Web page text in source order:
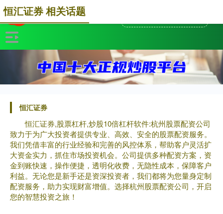
恒汇证券
恒汇证券,股票杠杆,炒股10倍杠杆软件:杭州股票配资公司
致力于为广大投资者提供专业、高效、安全的股票配资服务。
我们凭借丰富的行业经验和完善的风控体系，帮助客户灵活扩
大资金实力，抓住市场投资机会。公司提供多种配资方案，资
金到账快速，操作便捷，透明化收费，无隐性成本，保障客户
利益。无论您是新手还是资深投资者，我们都将为您量身定制
配资服务，助力实现财富增值。选择杭州股票配资公司，开启
您的智慧投资之旅！
恒汇证券 相关话题